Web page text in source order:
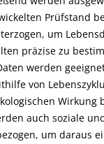
Prüfstand
um
präzise zu
werden
von
Wirkung
auch soziale
um daraus